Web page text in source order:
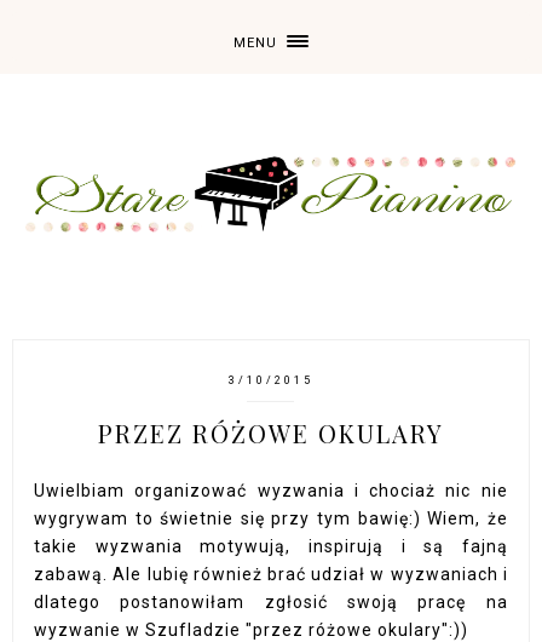
MENU
3/10/2015
PRZEZ RÓŻOWE OKULARY
Uwielbiam organizować wyzwania i chociaż nic nie
wygrywam to świetnie się przy tym bawię:) Wiem, że
takie wyzwania motywują, inspirują i są fajną
zabawą. Ale lubię również brać udział w wyzwaniach i
dlatego postanowiłam zgłosić swoją pracę na
wyzwanie w Szufladzie "przez różowe okulary":))